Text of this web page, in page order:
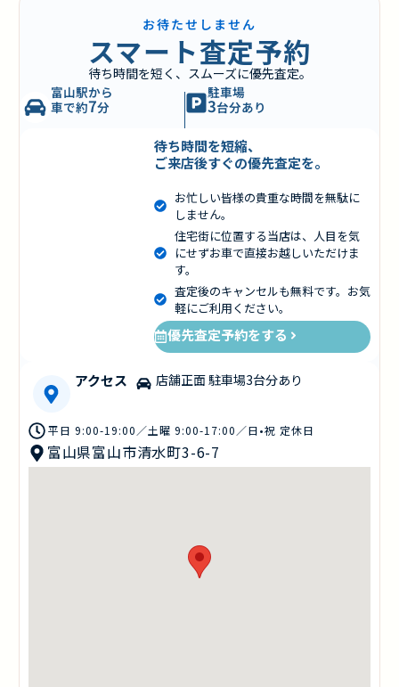
お待たせしません
スマート査定予約
待ち時間を短く、スムーズに優先査定。
富山駅から
車で約7分
駐車場
3台分あり
待ち時間を短縮、
ご来店後すぐの優先査定を。
お忙しい皆様の貴重な時間を無駄に
しません。
住宅街に位置する当店は、人目を気
にせずお車で直接お越しいただけま
す。
査定後のキャンセルも無料です。お気
軽にご利用ください。
優先査定予約をする
アクセス 店舗正面 駐車場3台分あり
平日 9:00-19:00／土曜 9:00-17:00／日•祝 定休日
富山県富山市清水町3-6-7